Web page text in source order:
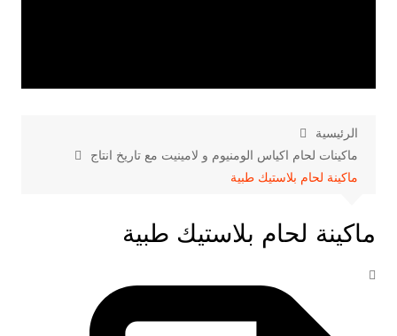
الرئيسية
ماكينات لحام اكياس الومنيوم و لامينيت مع تاريخ انتاج
ماكينة لحام بلاستيك طبية
ماكينة لحام بلاستيك طبية